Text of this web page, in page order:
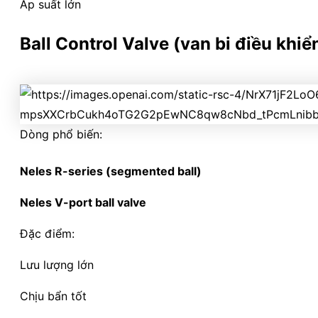
Áp suất lớn
Ball Control Valve (van bi điều
Dòng phổ biến:
Neles R-series (segmented ball)
Neles V-port ball valve
Đặc điểm:
Lưu lượng lớn
Chịu bẩn tốt